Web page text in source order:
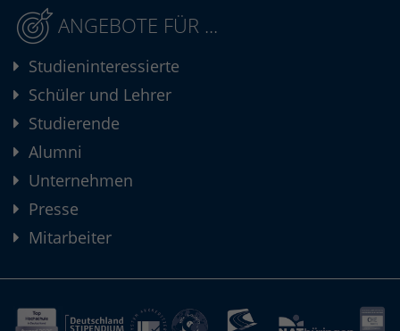
ANGEBOTE FÜR ...
Studieninteressierte
Schüler und Lehrer
Studierende
Alumni
Unternehmen
Presse
Mitarbeiter